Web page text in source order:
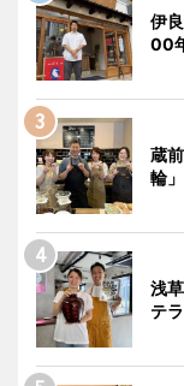
伊
00
蔵
輪
浅
テ